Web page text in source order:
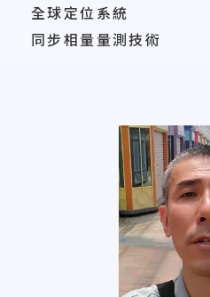
全球定位系統
同步相量量測技術